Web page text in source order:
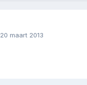
20 maart 2013